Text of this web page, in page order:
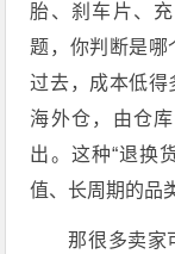
胎、刹车片、
题，你判断是哪
过去，成本低得
海外仓，由仓
出。这种“退换
值、长周期的品
那很多卖家